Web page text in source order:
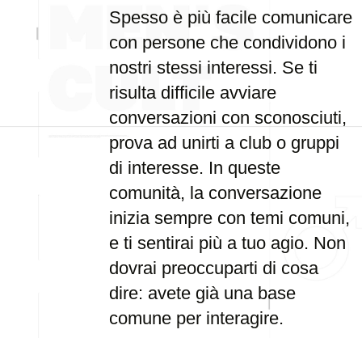
Spesso è più facile comunicare
con persone che condividono i
nostri stessi interessi. Se ti
risulta difficile avviare
conversazioni con sconosciuti,
prova ad unirti a club o gruppi
di interesse. In queste
comunità, la conversazione
inizia sempre con temi comuni,
e ti sentirai più a tuo agio. Non
dovrai preoccuparti di cosa
dire: avete già una base
comune per interagire.